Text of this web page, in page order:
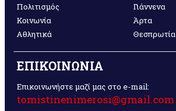
Πολιτισμός
Κοινωνία
Αθλητικά
Γιάννενα
Άρτα
Θεσπρωτία
ΕΠΙΚΟΙΝΩΝΙΑ
Επικοινωνήστε μαζί μας στο e-mail:
tomistinenimerosi@gmail.com